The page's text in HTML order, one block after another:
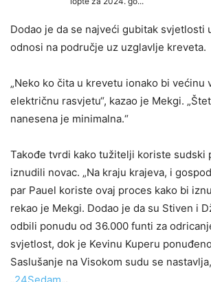
Dodao je da se najveći gubitak svjetlosti
odnosi na područje uz uzglavlje kreveta.
„Neko ko čita u krevetu ionako bi većinu
električnu rasvjetu“, kazao je Mekgi.
nanesena je minimalna.“
Takođe tvrdi kako tužitelji koriste sudski
iznudili novac. „Na kraju krajeva, i
par Pauel koriste ovaj proces kako bi
rekao je Mekgi. Dodao je da su Stiven i
odbili ponudu od 36.000 funti za
svjetlost, dok je Kevinu Kuperu
Saslušanje na Visokom sudu se
„24Sedam„.